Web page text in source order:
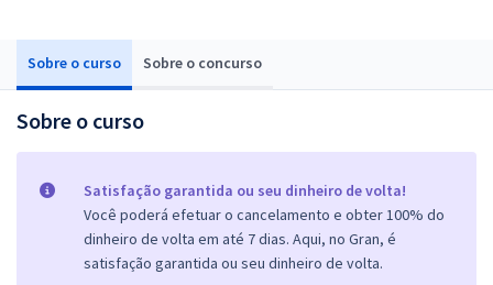
Sobre o curso Sobre o concurso
Sobre o curso
Satisfação garantida ou seu dinheiro de volta!
Você poderá efetuar o cancelamento e obter 100% do
dinheiro de volta em até 7 dias. Aqui, no Gran, é
satisfação garantida ou seu dinheiro de volta.